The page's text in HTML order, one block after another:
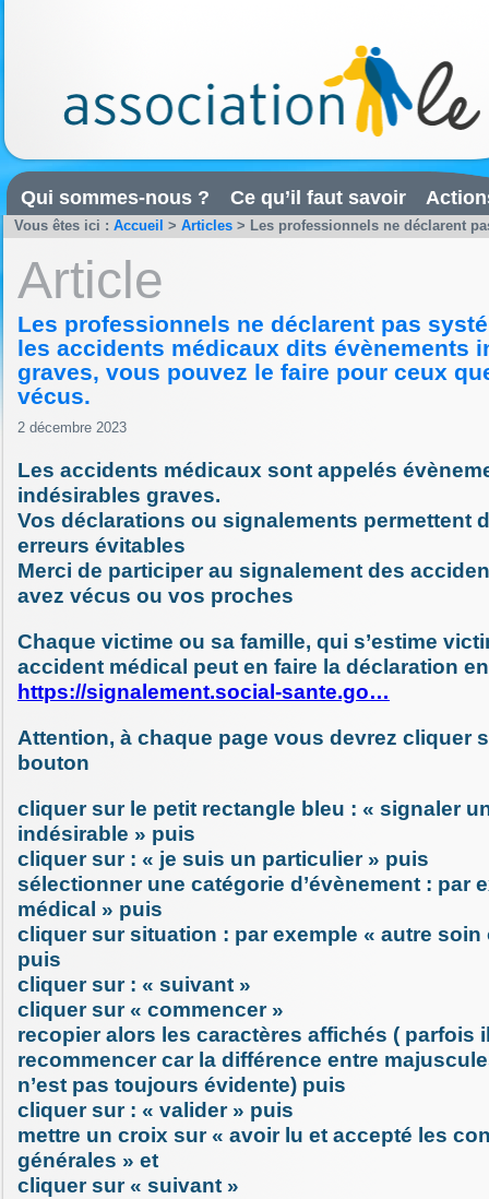
Qui sommes-nous ? Ce qu’il faut savoir
Vous êtes ici : Accueil > Articles > Les professionnels ne déclarent
Article
Les professionnels ne déclarent pas
les accidents médicaux dits évènements
graves, vous pouvez le faire pour ceux
vécus.
2 décembre 2023
Les accidents médicaux sont appelés
indésirables graves.
Vos déclarations ou signalements permettent
erreurs évitables
Merci de participer au signalement des
avez vécus ou vos proches
Chaque victime ou sa famille, qui s’estime
accident médical peut en faire la déclaration
https://signalement.social-sante.go…
Attention, à chaque page vous devrez cliquer
bouton
cliquer sur le petit rectangle bleu : « signaler
indésirable » puis
cliquer sur : « je suis un particulier » puis
sélectionner une catégorie d’évènement : par
médical » puis
cliquer sur situation : par exemple « autre soin
puis
cliquer sur : « suivant »
cliquer sur « commencer »
recopier alors les caractères affichés ( parfois
recommencer car la différence entre
n’est pas toujours évidente) puis
cliquer sur : « valider » puis
mettre un croix sur « avoir lu et accepté les
générales » et
cliquer sur « suivant »